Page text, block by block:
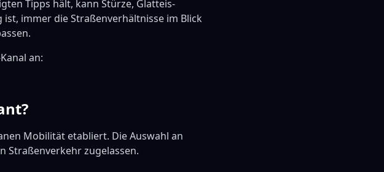
Tipps hält, kann Stürze, Glatteis-
immer die Straßenverhältnisse im Blick
an:
Mobilität etabliert. Die Auswahl an
Straßenverkehr zugelassen.